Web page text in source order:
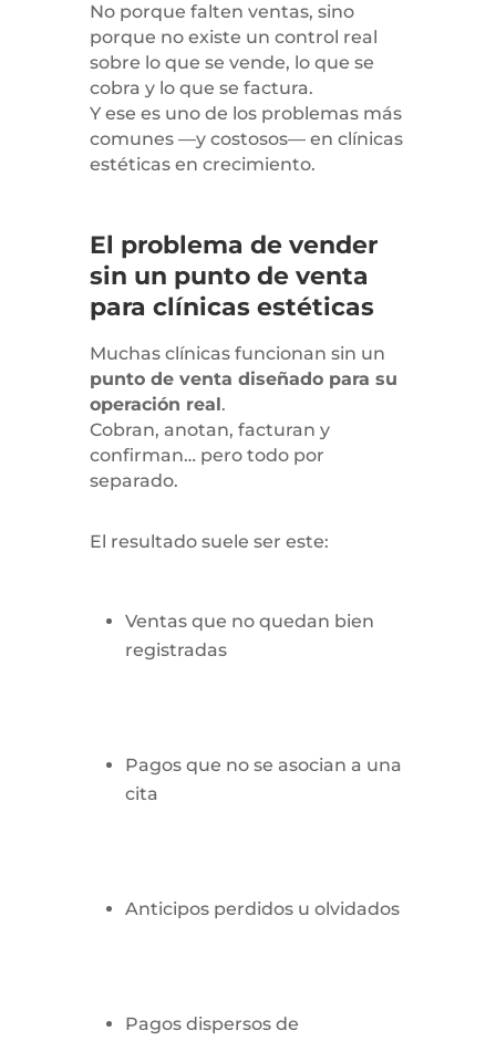
No porque falten ventas, sino
porque no existe un control real
sobre lo que se vende, lo que se
cobra y lo que se factura.
Y ese es uno de los problemas más
comunes —y costosos— en clínicas
estéticas en crecimiento.
El problema de vender
sin un punto de venta
para clínicas estéticas
Muchas clínicas funcionan sin un
punto de venta diseñado para su
operación real.
Cobran, anotan, facturan y
confirman… pero todo por
separado.
El resultado suele ser este:
Ventas que no quedan bien
registradas
Pagos que no se asocian a una
cita
Anticipos perdidos u olvidados
Pagos dispersos de